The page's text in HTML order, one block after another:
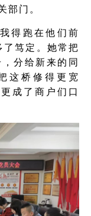
部门。
得跑在他们前
了笃定。她常把
分给新来的同
这桥修得更宽
成了商户们口